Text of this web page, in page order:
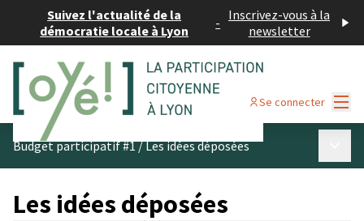
Suivez l'actualité de la
démocratie locale à Lyon
- Inscrivez-vous à la
newsletter
Se connecter
Budget participatif #1/Les idées déposées
Les idées déposées